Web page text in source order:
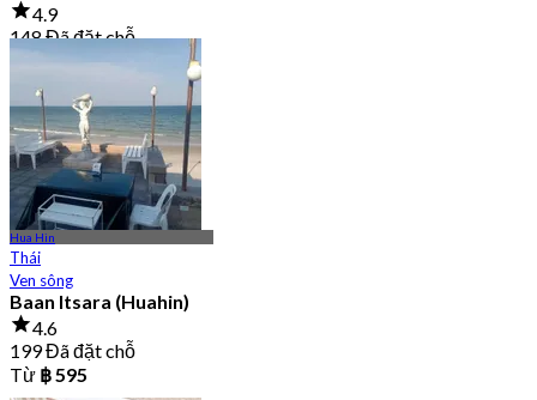
4.9
148 Đã đặt chỗ
Từ฿ 799
Hua Hin
Thái
Ven sông
Baan Itsara (Huahin)
4.6
199 Đã đặt chỗ
Từ ฿ 595